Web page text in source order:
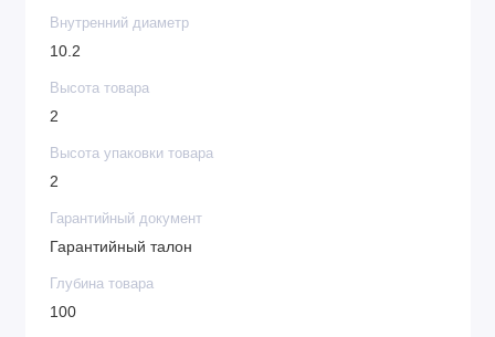
Внутренний диаметр
10.2
Высота товара
2
Высота упаковки товара
2
Гарантийный документ
Гарантийный талон
Глубина товара
100